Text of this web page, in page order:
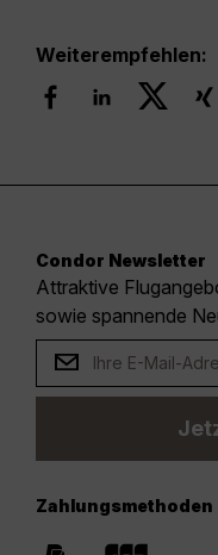
Weiterempfehlen:
Condor Newsletter
Attraktive
sowie spannende
Zahlungsmethoden